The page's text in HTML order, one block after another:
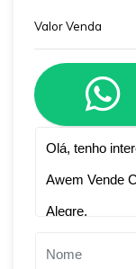
Valor Venda